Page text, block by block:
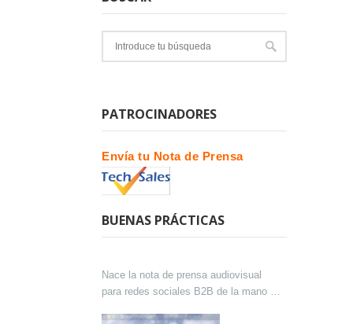
PATROCINADORES
Envía tu Nota de Prensa
BUENAS PRÁCTICAS
Nace la nota de prensa audiovisual
para redes sociales B2B de la mano de